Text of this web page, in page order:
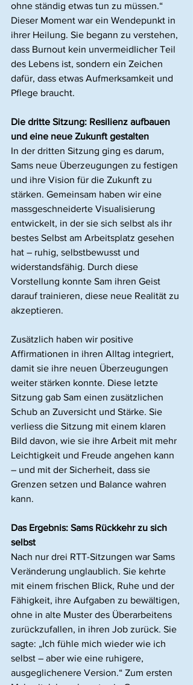
ohne ständig etwas tun zu müssen.“
Dieser Moment war ein Wendepunkt in
ihrer Heilung. Sie begann zu verstehen,
dass Burnout kein unvermeidlicher Teil
des Lebens ist, sondern ein Zeichen
dafür, dass etwas Aufmerksamkeit und
Pflege braucht.
Die dritte Sitzung: Resilienz aufbauen
und eine neue Zukunft gestalten
In der dritten Sitzung ging es darum,
Sams neue Überzeugungen zu festigen
und ihre Vision für die Zukunft zu
stärken. Gemeinsam haben wir eine
massgeschneiderte Visualisierung
entwickelt, in der sie sich selbst als ihr
bestes Selbst am Arbeitsplatz gesehen
hat – ruhig, selbstbewusst und
widerstandsfähig. Durch diese
Vorstellung konnte Sam ihren Geist
darauf trainieren, diese neue Realität zu
akzeptieren.
Zusätzlich haben wir positive
Affirmationen in ihren Alltag integriert,
damit sie ihre neuen Überzeugungen
weiter stärken konnte. Diese letzte
Sitzung gab Sam einen zusätzlichen
Schub an Zuversicht und Stärke. Sie
verliess die Sitzung mit einem klaren
Bild davon, wie sie ihre Arbeit mit mehr
Leichtigkeit und Freude angehen kann
– und mit der Sicherheit, dass sie
Grenzen setzen und Balance wahren
kann.
Das Ergebnis: Sams Rückkehr zu sich
selbst
Nach nur drei RTT-Sitzungen war Sams
Veränderung unglaublich. Sie kehrte
mit einem frischen Blick, Ruhe und der
Fähigkeit, ihre Aufgaben zu bewältigen,
ohne in alte Muster des Überarbeitens
zurückzufallen, in ihren Job zurück. Sie
sagte: „Ich fühle mich wieder wie ich
selbst – aber wie eine ruhigere,
ausgeglichenere Version.“ Zum ersten